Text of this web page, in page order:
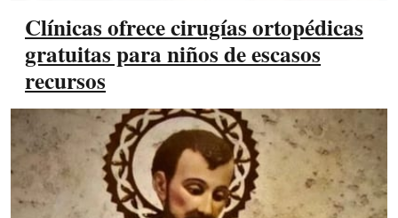
Clínicas ofrece cirugías ortopédicas
gratuitas para niños de escasos
recursos